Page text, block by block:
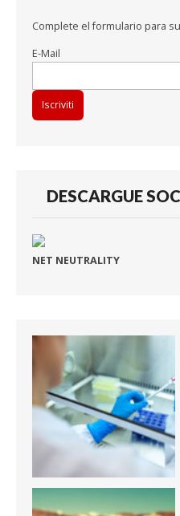
Complete el formulario para
E-Mail
DESCARGUE
NET NEUTRALITY